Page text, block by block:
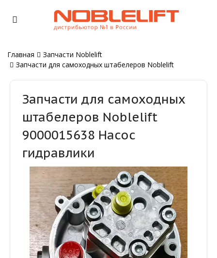
Главная
Запчасти Noblelift
Запчасти для самоходных штабелеров Noblelift
Запчасти для самоходных
штабелеров Noblelift
9000015638 Насос
гидравлики